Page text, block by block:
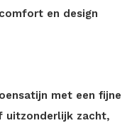
en design
met een fijne
uitzonderlijk zacht,